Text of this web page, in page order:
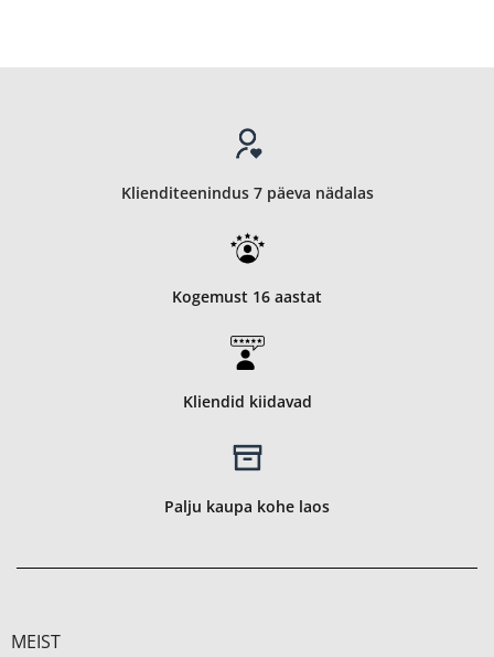
Klienditeenindus 7 päeva nädalas
Kogemust 16 aastat
Kliendid kiidavad
Palju kaupa kohe laos
MEIST